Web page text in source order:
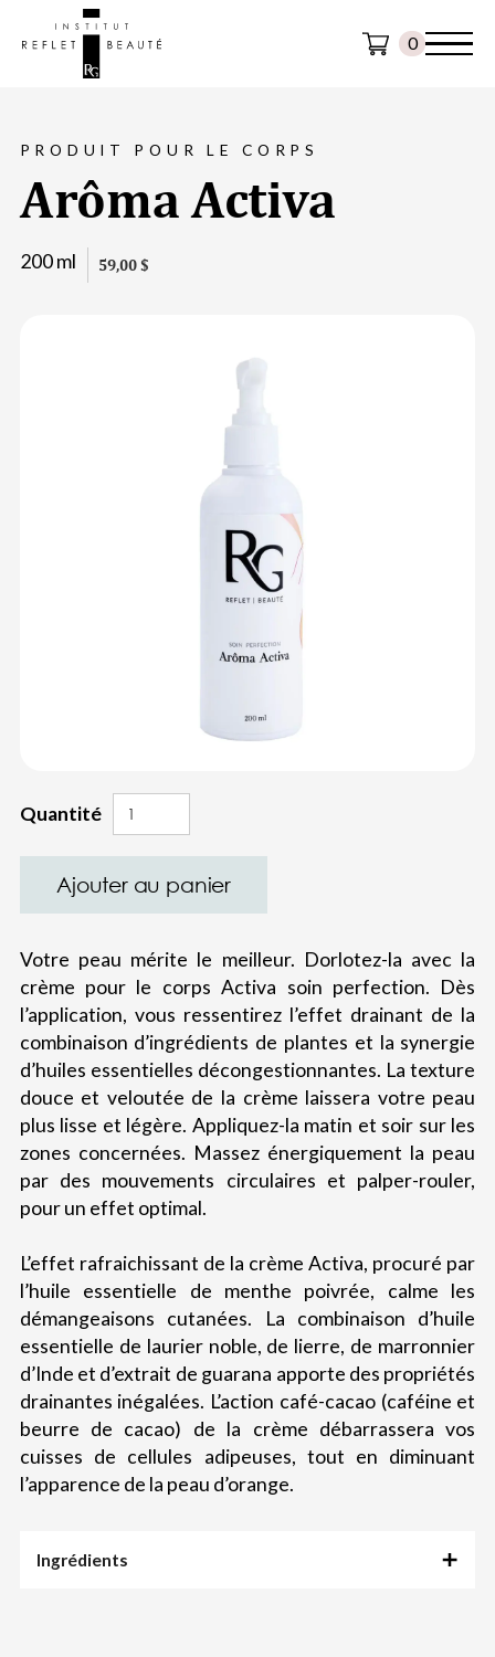
0
PRODUIT POUR LE CORPS
Arôma Activa
200 ml 59,00 $
Quantité
Votre peau mérite le meilleur. Dorlotez-la avec la
crème pour le corps Activa soin perfection. Dès
l’application, vous ressentirez l’effet drainant de la
combinaison d’ingrédients de plantes et la synergie
d’huiles essentielles décongestionnantes. La texture
douce et veloutée de la crème laissera votre peau
plus lisse et légère. Appliquez-la matin et soir sur les
zones concernées. Massez énergiquement la peau
par des mouvements circulaires et palper-rouler,
pour un effet optimal.
L’effet rafraichissant de la crème Activa, procuré par
l’huile essentielle de menthe poivrée, calme les
démangeaisons cutanées. La combinaison d’huile
essentielle de laurier noble, de lierre, de marronnier
d’Inde et d’extrait de guarana apporte des propriétés
drainantes inégalées. L’action café-cacao (caféine et
beurre de cacao) de la crème débarrassera vos
cuisses de cellules adipeuses, tout en diminuant
l’apparence de la peau d’orange.
Ingrédients